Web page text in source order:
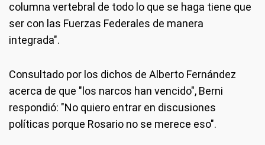
columna vertebral de todo lo que se haga tiene que
ser con las Fuerzas Federales de manera
integrada".
Consultado por los dichos de Alberto Fernández
acerca de que "los narcos han vencido", Berni
respondió: "No quiero entrar en discusiones
políticas porque Rosario no se merece eso".